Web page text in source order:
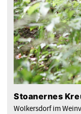
Stoanernes
Wolkersdorf im